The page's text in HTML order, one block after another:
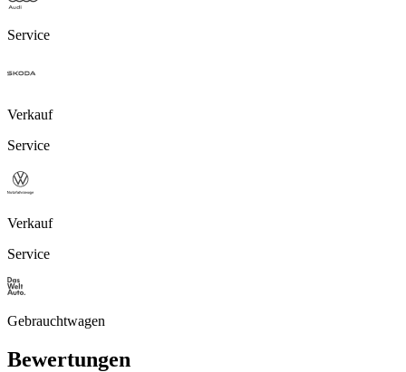
Service
Verkauf
Service
Verkauf
Service
Gebrauchtwagen
Bewertungen